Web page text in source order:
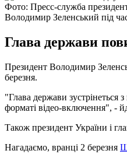
Фото: Пресс-служба
Володимир Зеленський під
Глава держави
Президент Володимир
березня.
"Глава держави
форматі відео-включення", -
Також президент України і
Нагадаємо, вранці 2 березня